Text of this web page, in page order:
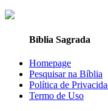
Bíblia Sagrada
Homepage
Pesquisar na Bíblia
Política de
Termo de Uso